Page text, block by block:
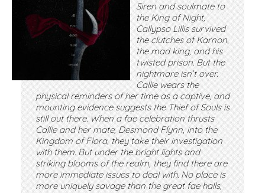
Siren and soulmate to
the King of Night,
Callypso Lillis survived
the clutches of Karnon,
the mad king, and his
twisted prison. But the
nightmare isn’t over.
Callie wears the
physical reminders of her time as a captive, and
mounting evidence suggests the Thief of Souls is
still out there. When a fae celebration thrusts
Callie and her mate, Desmond Flynn, into the
Kingdom of Flora, they take their investigation
with them. But under the bright lights and
striking blooms of the realm, they find there are
more immediate issues to deal with. No place is
more uniquely savage than the great fae halls,